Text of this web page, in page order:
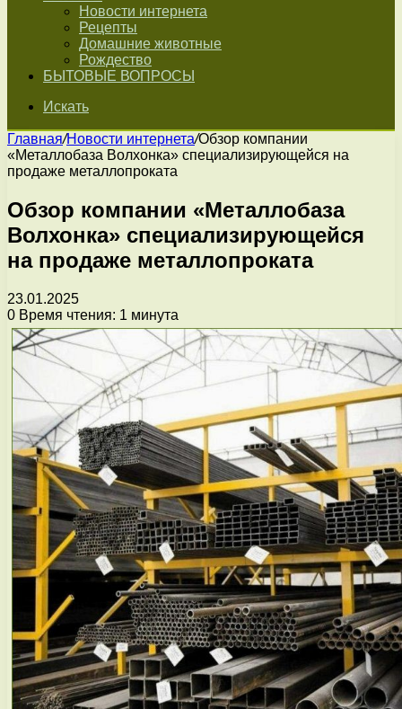
Новости интернета
Рецепты
Домашние животные
Рождество
БЫТОВЫЕ ВОПРОСЫ
Искать
Главная/Новости интернета/Обзор компании
«Металлобаза Волхонка» специализирующейся на
продаже металлопроката
Обзор компании «Металлобаза
Волхонка» специализирующейся
на продаже металлопроката
23.01.2025
0 Время чтения: 1 минута